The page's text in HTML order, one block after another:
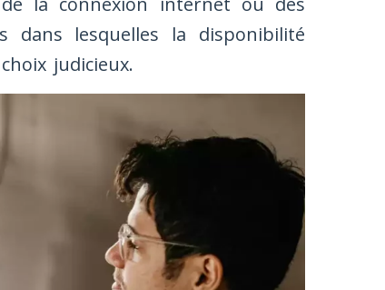
dans lesquelles la disponibilité
judicieux.